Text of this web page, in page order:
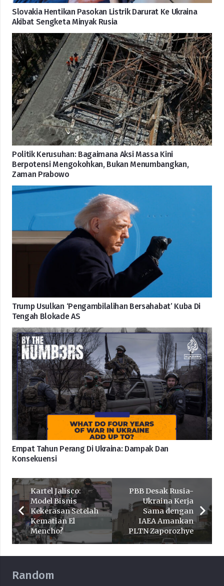
Slovakia Hentikan Pasokan Listrik Darurat Ke Ukraina
Akibat Sengketa Minyak Rusia
Politik Kerusuhan: Bagaimana Aksi Massa Kini
Berpotensi Mengokohkan, Bukan Menumbangkan,
Zaman Prabowo
Trump Usulkan ‘Pengambilalihan Bersahabat’ Kuba Di
Tengah Blokade AS
Empat Tahun Perang Di Ukraina: Dampak Dan
Konsekuensi
Kartel Jalisco:
Model Bisnis
Kekerasan Setelah
Kematian El
Mencho?
PBB Desak Rusia-
Ukraina Kerja
Sama dengan
IAEA Amankan
PLTN Zaporozhye
Random